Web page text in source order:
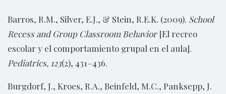
Barros, R.M., Silver, E.J., & Stein, R.E.K. (2009). School
Recess and Group Classroom Behavior[El recreo
escolar y el comportamiento grupal en el aula].
Pediatrics, 123(2), 431–436.
Burgdorf, J., Kroes, R.A., Beinfeld, M.C., Panksepp, J.